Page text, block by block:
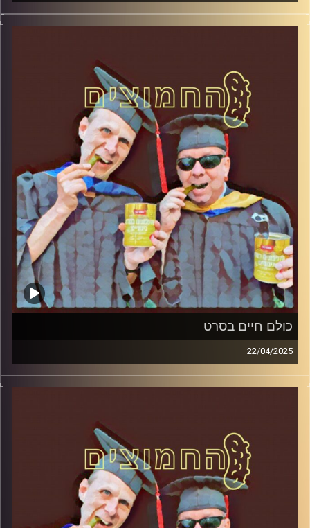
המערכת הפוליטית על ספת הפסיכולוג, עם פרופסור בועז בן-
דוד ופרופסור גלעד הירשברגר
קרדיט תמונות:AudioVersity
כולם חיים בסרט
22/04/2025
המערכת הפוליטית על ספת הפסיכולוג, עם פרופסור בועז בן-
דוד ופרופסור גלעד הירשברגר
קרדיט תמונות:AudioVersity